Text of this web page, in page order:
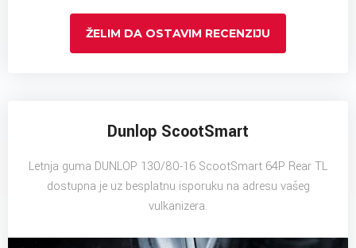
ŽELIM DA OSTAVIM RECENZIJU
Dunlop ScootSmart
Letnja guma DUNLOP 130/80-16 ScootSmart 64P Rear TL
dostupna je uz besplatnu isporuku na adresu vašeg
vulkanizera.